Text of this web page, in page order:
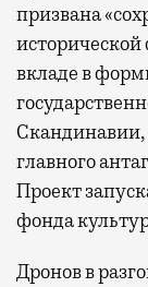
призвана
вкладе в
Скандинавии,
главного
Проект
фонда
Дронов в